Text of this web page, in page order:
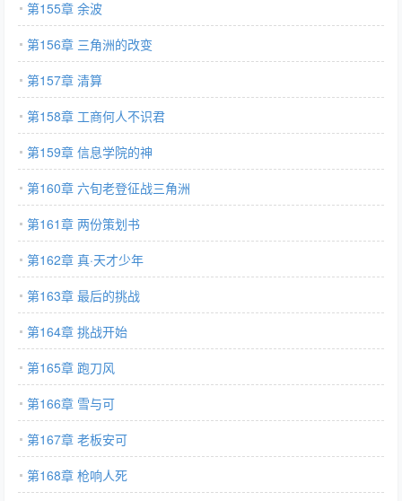
第155章 余波
第156章 三角洲的改变
第157章 清算
第158章 工商何人不识君
第159章 信息学院的神
第160章 六旬老登征战三角洲
第161章 两份策划书
第162章 真·天才少年
第163章 最后的挑战
第164章 挑战开始
第165章 跑刀风
第166章 雪与可
第167章 老板安可
第168章 枪响人死